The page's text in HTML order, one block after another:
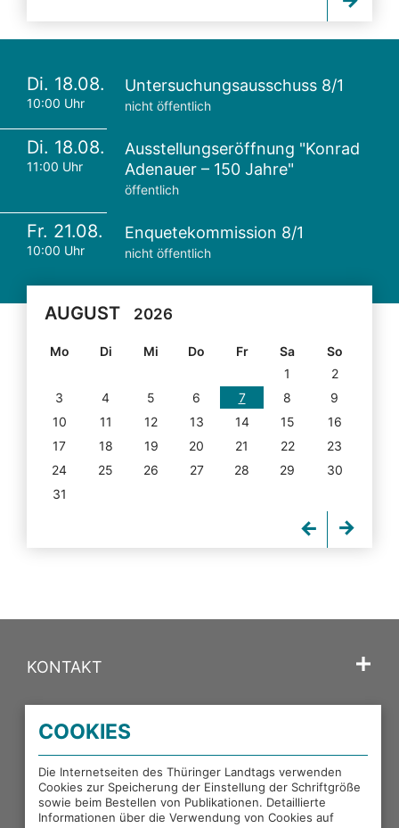
Di. 18.08.
10:00 Uhr
Untersuchungsausschuss 8/1
nicht öffentlich
Di. 18.08.
11:00 Uhr
Ausstellungseröffnung "Konrad
Adenauer – 150 Jahre"
öffentlich
Fr. 21.08.
10:00 Uhr
Enquetekommission 8/1
nicht öffentlich
AUGUST 2026
Mo Di Mi Do Fr Sa
So
1
2
3
4 5 6 7 8
9
10
11 12 13 14 15
16
17
18 19 20 21 22
23
24
25 26 27 28 29
30
31
KONTAKT
PORTALE DES THÜRINGER LANDTAGS
EXTERNE LINKS
COOKIES
Die Internetseiten des Thüringer Landtags verwenden
Cookies zur Speicherung der Einstellung der Schriftgröße
sowie beim Bestellen von Publikationen. Detaillierte
Informationen über die Verwendung von Cookies auf